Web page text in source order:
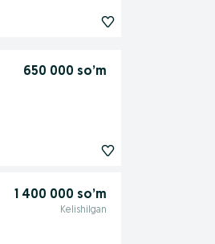
650 000 so’m
1 400 000 so’m
Kelishilgan